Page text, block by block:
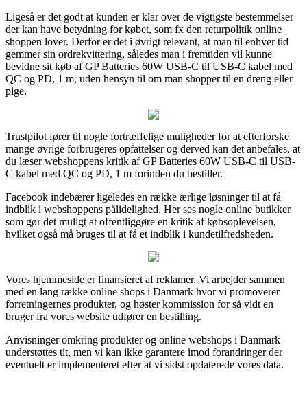
Ligeså er det godt at kunden er klar over de vigtigste bestemmelser
der kan have betydning for købet, som fx den returpolitik online
shoppen lover. Derfor er det i øvrigt relevant, at man til enhver tid
gemmer sin ordrekvittering, således man i fremtiden vil kunne
bevidne sit køb af GP Batteries 60W USB-C til USB-C kabel med
QC og PD, 1 m, uden hensyn til om man shopper til en dreng eller
pige.
Trustpilot fører til nogle fortræffelige muligheder for at efterforske
mange øvrige forbrugeres opfattelser og derved kan det anbefales, at
du læser webshoppens kritik af GP Batteries 60W USB-C til USB-
C kabel med QC og PD, 1 m forinden du bestiller.
Facebook indebærer ligeledes en række ærlige løsninger til at få
indblik i webshoppens pålidelighed. Her ses nogle online butikker
som gør det muligt at offentliggøre en kritik af købsoplevelsen,
hvilket også må bruges til at få et indblik i kundetilfredsheden.
Vores hjemmeside er finansieret af reklamer. Vi arbejder sammen
med en lang række online shops i Danmark hvor vi promoverer
forretningernes produkter, og høster kommission for så vidt en
bruger fra vores website udfører en bestilling.
Anvisninger omkring produkter og online webshops i Danmark
understøttes tit, men vi kan ikke garantere imod forandringer der
eventuelt er implementeret efter at vi sidst opdaterede vores data.